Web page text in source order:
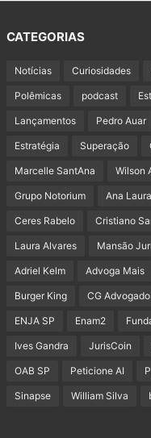
CATEGORIAS
Notícias Curiosidades
Polêmicas podcast
Lançamentos Pedro Auar
Estratégia Superação
Marcelle SantAna Wilson
Grupo Notorium Ana Laura
Ceres Rabelo Cristiano
Laura Alvares Mansão
Adriel Kelm Advoga Mais
Burger King CG
ENJA SP Enam2
Ives Gandra JurisCoin
OAB SP Peticione AI
Sinapse William Silva